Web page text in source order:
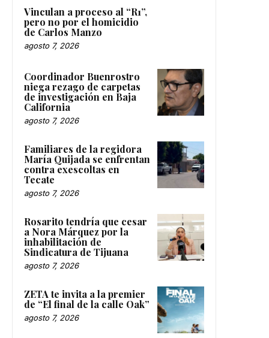
Vinculan a proceso al “R1”,
pero no por el homicidio
de Carlos Manzo
agosto 7, 2026
Coordinador Buenrostro
niega rezago de carpetas
de investigación en Baja
California
agosto 7, 2026
Familiares de la regidora
María Quijada se enfrentan
contra exescoltas en
Tecate
agosto 7, 2026
Rosarito tendría que cesar
a Nora Márquez por la
inhabilitación de
Sindicatura de Tijuana
agosto 7, 2026
ZETA te invita a la premier
de “El final de la calle Oak”
agosto 7, 2026